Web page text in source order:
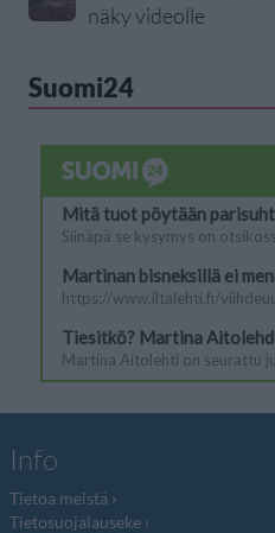
näky videolle
Suomi24
Info
Tietoa meistä
Tietosuojalauseke